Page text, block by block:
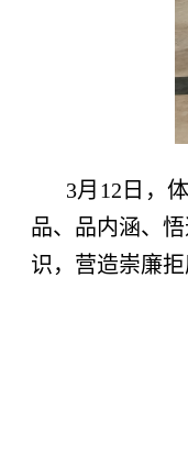
3月12日，
品、品内涵、
识，营造崇廉